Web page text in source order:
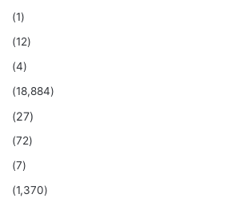
(1)
(12)
(4)
(18,884)
(27)
(72)
(7)
(1,370)